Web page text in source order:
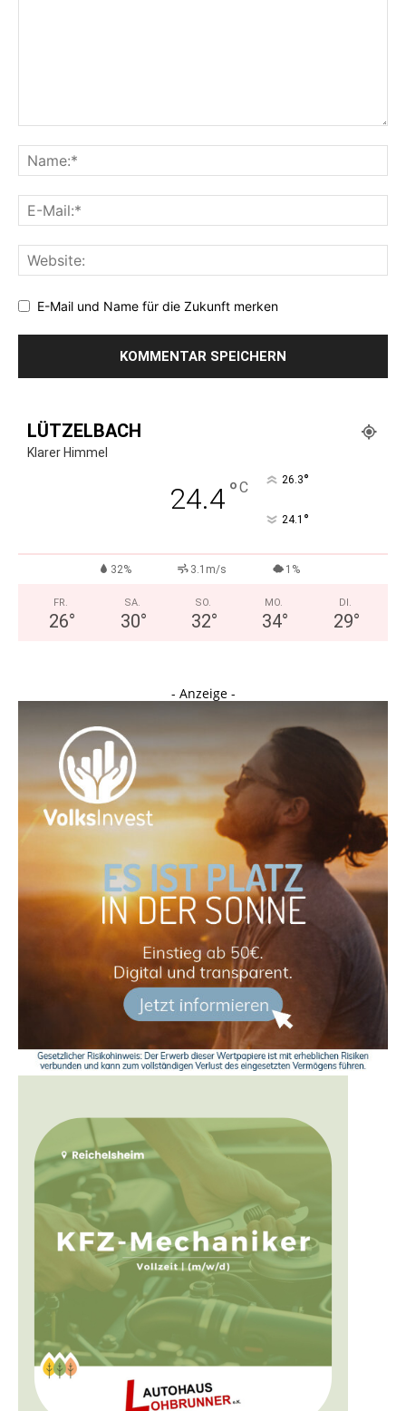
E-Mail und Name für die Zukunft merken
LÜTZELBACH
Klarer Himmel
24.4°C 26.3°
24.1 °
32% 3.1m/s 1%
FR.
26°
SA.
30°
SO.
32°
MO.
34°
DI.
29°
- Anzeige -